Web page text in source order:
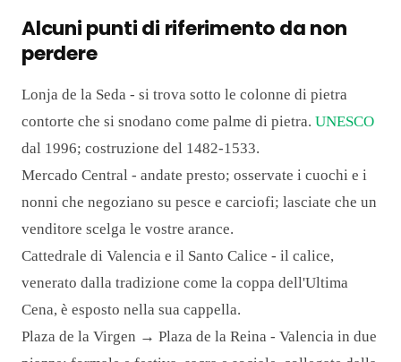
Alcuni punti di riferimento da non
perdere
Lonja de la Seda - si trova sotto le colonne di pietra
contorte che si snodano come palme di pietra. UNESCO
dal 1996; costruzione del 1482-1533.
Mercado Central - andate presto; osservate i cuochi e i
nonni che negoziano su pesce e carciofi; lasciate che un
venditore scelga le vostre arance.
Cattedrale di Valencia e il Santo Calice - il calice,
venerato dalla tradizione come la coppa dell'Ultima
Cena, è esposto nella sua cappella.
Plaza de la Virgen → Plaza de la Reina - Valencia in due